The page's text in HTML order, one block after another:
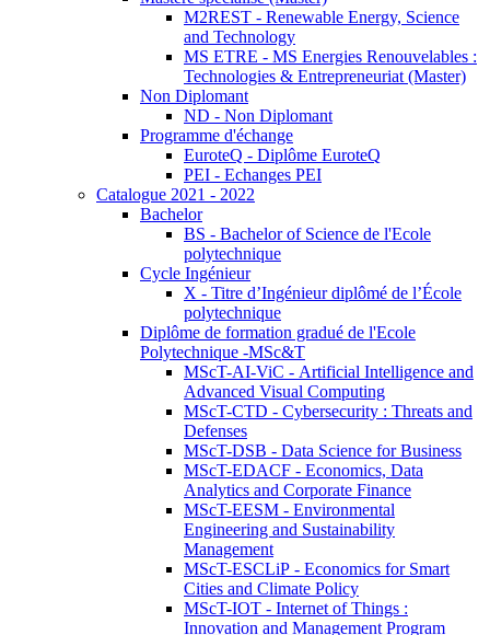
M2REST - Renewable Energy, Science
and Technology
MS ETRE - MS Energies Renouvelables :
Technologies & Entrepreneuriat (Master)
Non Diplomant
ND - Non Diplomant
Programme d'échange
EuroteQ - Diplôme EuroteQ
PEI - Echanges PEI
Catalogue 2021 - 2022
Bachelor
BS - Bachelor of Science de l'Ecole
polytechnique
Cycle Ingénieur
X - Titre d’Ingénieur diplômé de l’École
polytechnique
Diplôme de formation gradué de l'Ecole
Polytechnique -MSc&T
MScT-AI-ViC - Artificial Intelligence and
Advanced Visual Computing
MScT-CTD - Cybersecurity : Threats and
Defenses
MScT-DSB - Data Science for Business
MScT-EDACF - Economics, Data
Analytics and Corporate Finance
MScT-EESM - Environmental
Engineering and Sustainability
Management
MScT-ESCLiP - Economics for Smart
Cities and Climate Policy
MScT-IOT - Internet of Things :
Innovation and Management Program